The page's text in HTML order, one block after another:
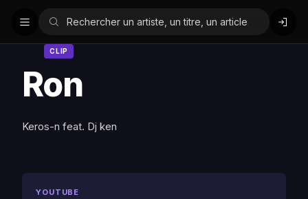
CLIP
Ron
Keros-n feat. Dj ken
YOUTUBE